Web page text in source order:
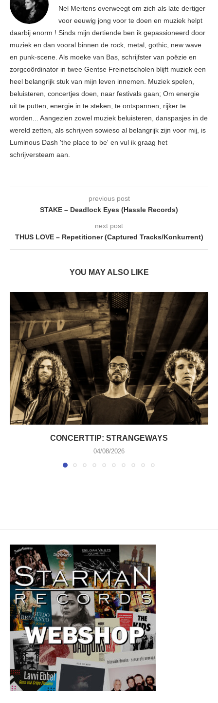
Nel Mertens overweegt om zich als late dertiger
voor eeuwig jong voor te doen en muziek helpt
daarbij enorm ! Sinds mijn dertiende ben ik gepassioneerd door
muziek en dan vooral binnen de rock, metal, gothic, new wave
en punk-scene. Als moeke van Bas, schrijfster van poëzie en
zorgcoördinator in twee Gentse Freinetscholen blijft muziek een
heel belangrijk stuk van mijn leven innemen. Muziek spelen,
beluisteren, concertjes doen, naar festivals gaan; Om energie
uit te putten, energie in te steken, te ontspannen, rijker te
worden... Aangezien zowel muziek beluisteren, danspasjes in de
wereld zetten, als schrijven sowieso al belangrijk zijn voor mij, is
Luminous Dash 'the place to be' en vul ik graag het
schrijversteam aan.
previous post
STAKE – Deadlock Eyes (Hassle Records)
next post
THUS LOVE – Repetitioner (Captured Tracks/Konkurrent)
YOU MAY ALSO LIKE
CONCERTTIP: STRANGEWAYS
04/08/2026